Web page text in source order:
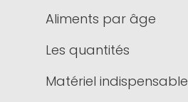
Aliments par âge
Les quantités
Matériel indispensable